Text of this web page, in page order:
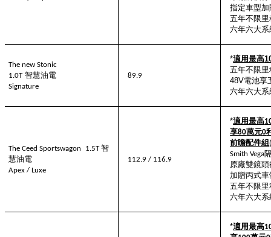
指定車型
五年不限
六年六大
The new Stonic
1.0T 智慧油電
Signature
89.9
*適用最高
五年不限
48V電池享
六年六大
The Ceed Sportswagon 1.5T智
慧油電
Apex / Luxe
112.9 / 116.9
*適用最高
享80萬元0
前瞻配件組
Smith Vega
原廠雙鏡
加贈丙式
五年不限
六年六大
*適用最高